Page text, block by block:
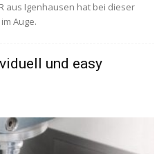
aus Igenhausen hat bei dieser
Auge.
und easy